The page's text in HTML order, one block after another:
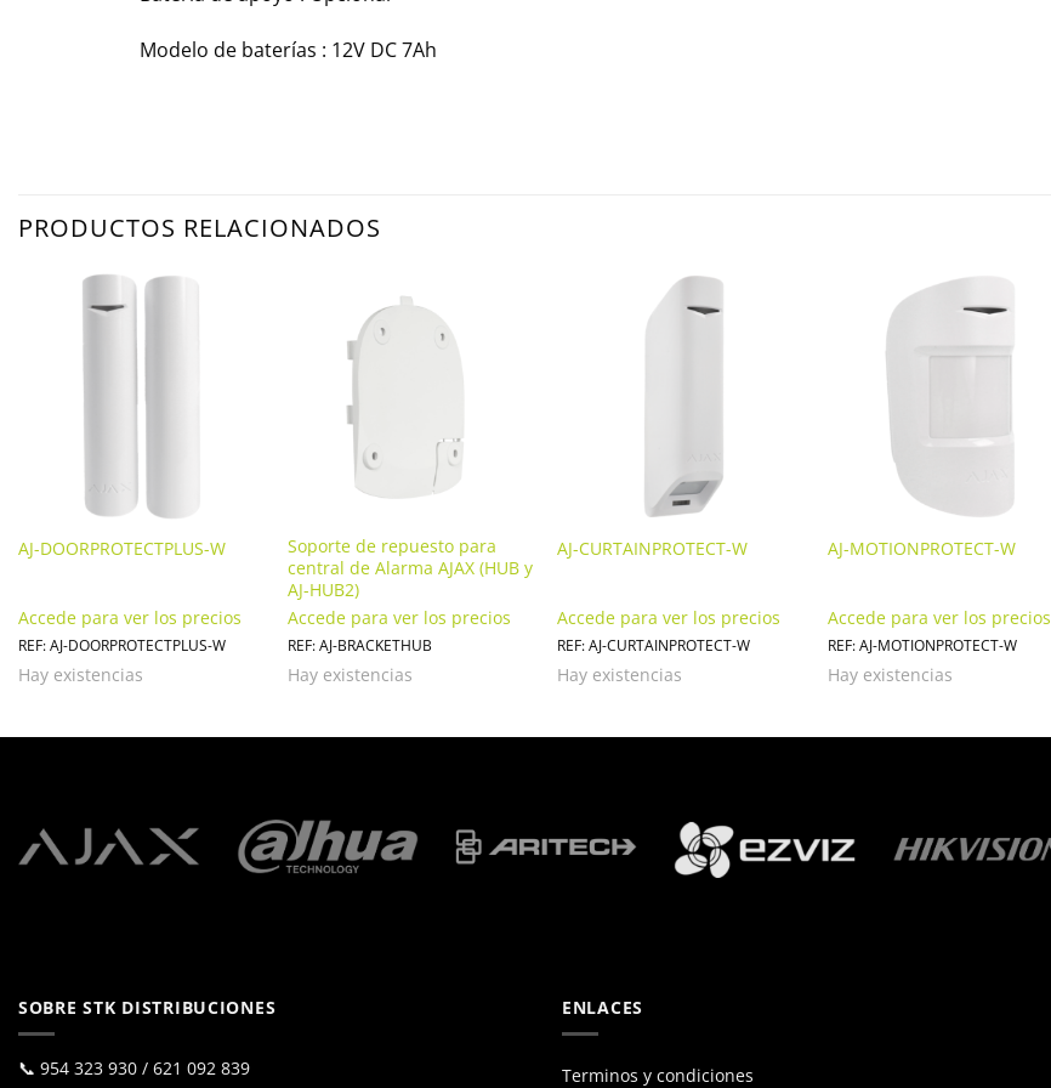
Modelo de baterías : 12V DC 7Ah
PRODUCTOS RELACIONADOS
AJ-DOORPROTECTPLUS-W
Accede para ver los precios
REF: AJ-DOORPROTECTPLUS-W
Hay existencias
Soporte de repuesto para
central de Alarma AJAX (HUB y
AJ-HUB2)
Accede para ver los precios
REF: AJ-BRACKETHUB
Hay existencias
AJ-CURTAINPROTECT-W
Accede para ver los precios
REF: AJ-CURTAINPROTECT-W
Hay existencias
AJ-MOTIONPROTECT-W
Accede para ver los precios
REF: AJ-MOTIONPROTECT-W
Hay existencias
SOBRE STK DISTRIBUCIONES
📞 954 323 930 / 621 092 839
ENLACES
Terminos y condiciones